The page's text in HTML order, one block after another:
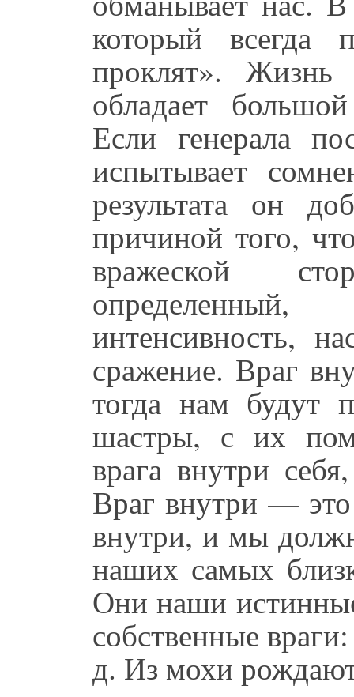
который всегда
проклят». Жизнь
обладает
Если генерала
испытывает
результата он
причиной того,
вражеской
интенсивность,
сражение. Враг
тогда нам будут
шастры, с их
врага внутри
Враг внутри —
внутри, и мы
наших самых
Они наши
собственные
д. Из мохи